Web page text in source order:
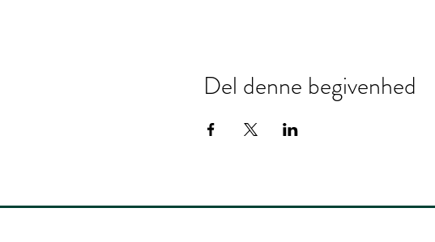
Del denne begivenhed